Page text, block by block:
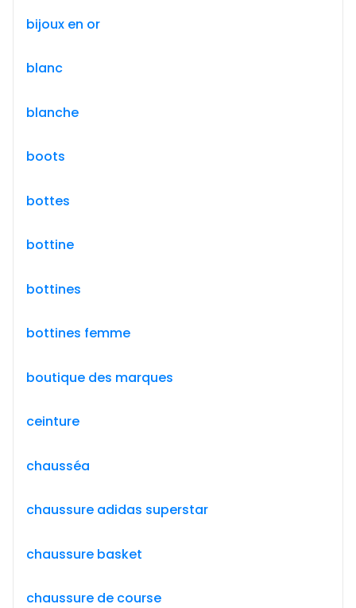
bijoux en or
blanc
blanche
boots
bottes
bottine
bottines
bottines femme
boutique des marques
ceinture
chausséa
chaussure adidas superstar
chaussure basket
chaussure de course